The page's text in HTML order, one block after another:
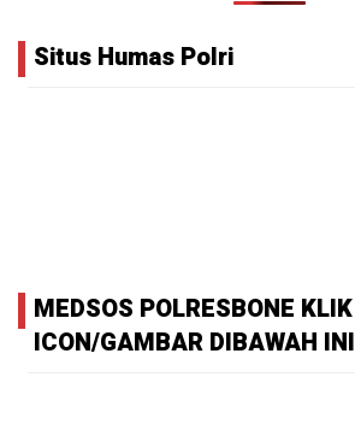
Situs Humas Polri
MEDSOS POLRESBONE KLIK
ICON/GAMBAR DIBAWAH INI